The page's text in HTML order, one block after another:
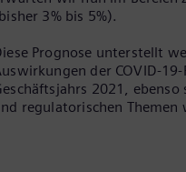
3% bis 5%).
Prognose unterstellt
der COVID-
2021, ebenso
regulatorischen Themen